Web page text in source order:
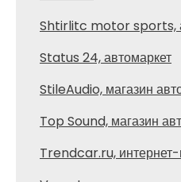
Shtirlitc motor sports,
Status 24, автомаркет
StileAudio, магазин
Top Sound, магазин
Trendcar.ru, интернет-